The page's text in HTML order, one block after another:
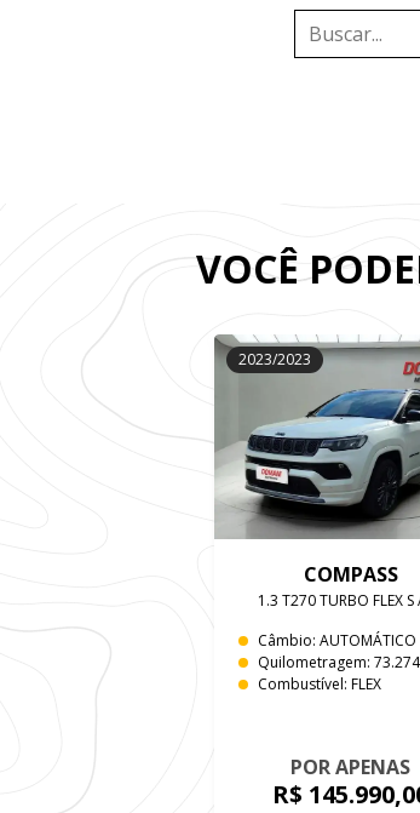
VOCÊ
2023/2023
COMPASS
1.3 T270 TURBO FLEX S
Câmbio: AUTOMÁTICO
Quilometragem: 73.274
Combustível: FLEX
POR APENAS
R$